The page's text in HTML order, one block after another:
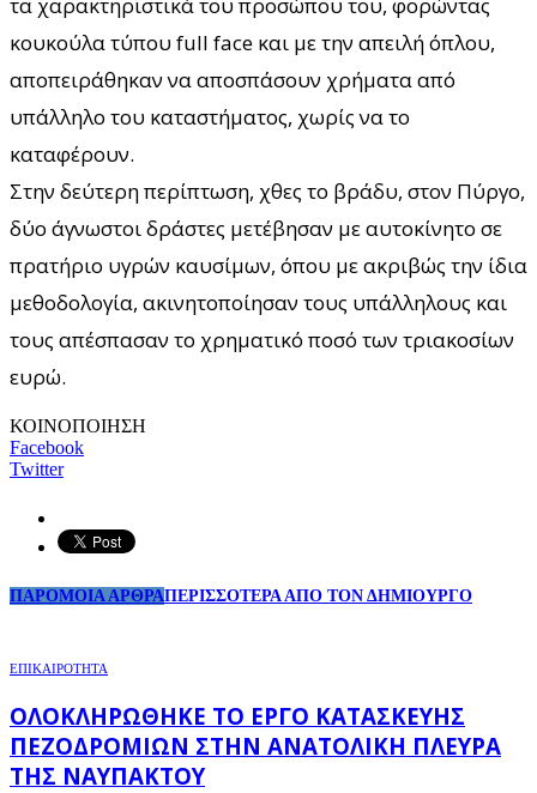
κουκούλα τύπου full face και με την απειλή όπλου,
αποπειράθηκαν να αποσπάσουν χρήματα από
υπάλληλο του καταστήματος, χωρίς να το
καταφέρουν.
Στην δεύτερη περίπτωση, χθες το βράδυ, στον Πύργο,
δύο άγνωστοι δράστες μετέβησαν με αυτοκίνητο σε
πρατήριο υγρών καυσίμων, όπου με ακριβώς την ίδια
μεθοδολογία, ακινητοποίησαν τους υπάλληλους και
τους απέσπασαν το χρηματικό ποσό των τριακοσίων
ευρώ.
ΚΟΙΝΟΠΟΙΗΣΗ
Facebook
Twitter
ΠΑΡΟΜΟΙΑ ΑΡΘΡΑΠΕΡΙΣΣΟΤΕΡΑ ΑΠΟ ΤΟΝ ΔΗΜΙΟΥΡΓΟ
ΕΠΙΚΑΙΡΟΤΗΤΑ
ΟΛΟΚΛΗΡΏΘΗΚΕ ΤΟ ΈΡΓΟ ΚΑΤΑΣΚΕΥΉΣ
ΠΕΖΟΔΡΟΜΊΩΝ ΣΤΗΝ ΑΝΑΤΟΛΙΚΉ ΠΛΕΥΡΆ
ΤΗΣ ΝΑΥΠΆΚΤΟΥ